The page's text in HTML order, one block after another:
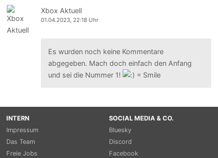
Xbox Aktuell
01.04.2023, 22:18 Uhr
Es wurden noch keine Kommentare
abgegeben. Mach doch einfach den Anfang
und sei die Nummer 1!
INTERN
Impressum
Das Team
Freie Jobs
SOCIAL MEDIA & CO.
Bluesky
Discord
Facebook